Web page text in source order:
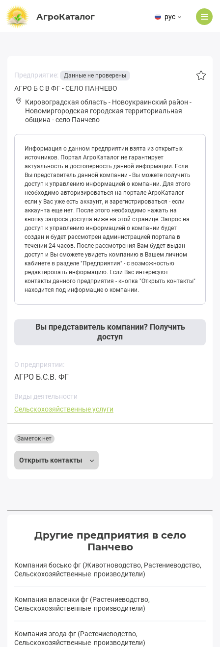
АгроКаталог рус
Предприятие: Данные не проверены
АГРО Б С В ФГ - СЕЛО ПАНЧЕВО
Кировоградская область - Новоукраинский район -
Нoвoмиpгopoдская городская территориальная
община -село Панчево
Информация о данном предприятии взята из открытых
источников. Портал АгроКаталог не гарантирует
актуальность и достоверность данной информации. Если
Вы представитель данной компании - Вы можете получить
доступ к управлению информацией о компании. Для этого
необходимо авторизироваться на портале АгроКаталог -
если у Вас уже есть аккаунт, и зарегистрироваться - если
аккаунта еще нет. После этого необходимо нажать на
кнопку запроса доступа ниже на этой странице. Запрос на
доступ к управлению информацией о компании будет
создан и будет рассмотрен администрацией портала в
течении 24 часов. После рассмотрения Вам будет выдан
доступ и Вы сможете увидеть компанию в Вашем личном
кабинете в разделе "Предприятия" - с возможностью
редактировать информацию. Если Вас интересуют
контакты данного предприятия - кнопка "Открыть контакты"
находится под информацие о компании.
Вы представитель компании? Получить
доступ
О предприятии:
АГРО Б.С.В. ФГ
Виды деятельности
Сельскохозяйственные услуги
Открыть контакты
Заметок нет
Другие предприятия в село
Панчево
Компания босько фг (Животноводство, Растениеводство,
Сельскохозяйственные производители)
Компания власенки фг (Растениеводство,
Сельскохозяйственные производители)
Компания згода фг (Растениеводство,
Сельскохозяйственные производители)